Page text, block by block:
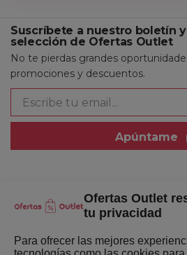
Ofertas Outlet
tu privacidad
Para ofrecer las mejores
Suscríbete a nuestro boletín
selección de Ofertas Outlet
No te pierdas grandes
promociones y descuentos.
Apúntame
Quienes somos